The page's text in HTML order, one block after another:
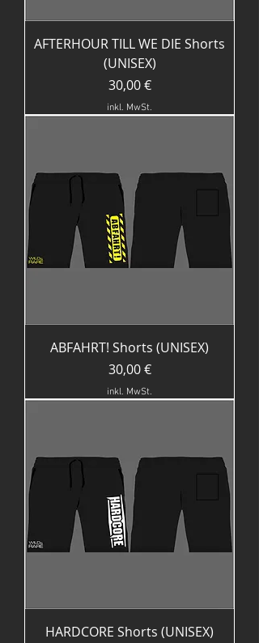
AFTERHOUR TILL WE DIE Shorts
(UNISEX)
Preis
30,00 €
inkl. MwSt.
ABFAHRT! Shorts (UNISEX)
Preis
30,00 €
inkl. MwSt.
HARDCORE Shorts (UNISEX)